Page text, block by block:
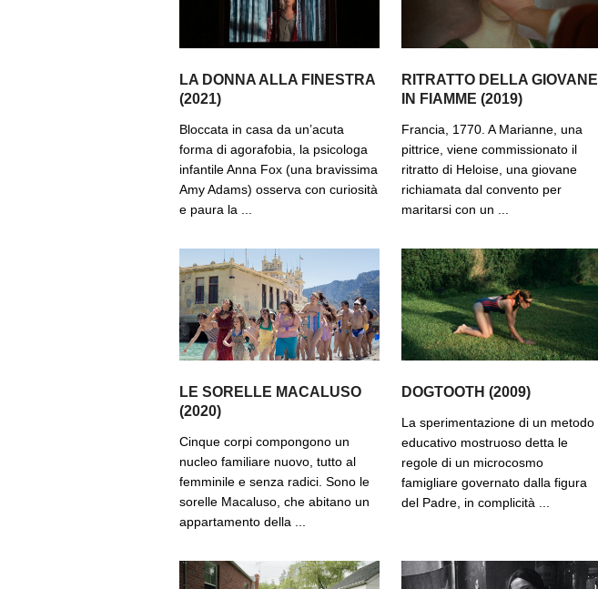
LA DONNA ALLA FINESTRA
(2021)
Bloccata in casa da un’acuta
forma di agorafobia, la psicologa
infantile Anna Fox (una bravissima
Amy Adams) osserva con curiosità
e paura la ...
RITRATTO DELLA GIOVANE
IN FIAMME (2019)
Francia, 1770. A Marianne, una
pittrice, viene commissionato il
ritratto di Heloise, una giovane
richiamata dal convento per
maritarsi con un ...
LE SORELLE MACALUSO
(2020)
Cinque corpi compongono un
nucleo familiare nuovo, tutto al
femminile e senza radici. Sono le
sorelle Macaluso, che abitano un
appartamento della ...
DOGTOOTH (2009)
La sperimentazione di un metodo
educativo mostruoso detta le
regole di un microcosmo
famigliare governato dalla figura
del Padre, in complicità ...